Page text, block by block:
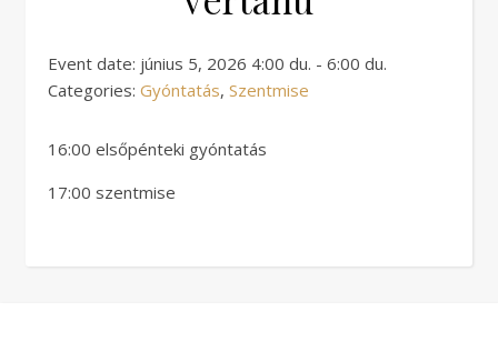
Event date: június 5, 2026 4:00 du. - 6:00 du.
Categories: Gyóntatás, Szentmise
16:00 elsőpénteki gyóntatás
17:00 szentmise